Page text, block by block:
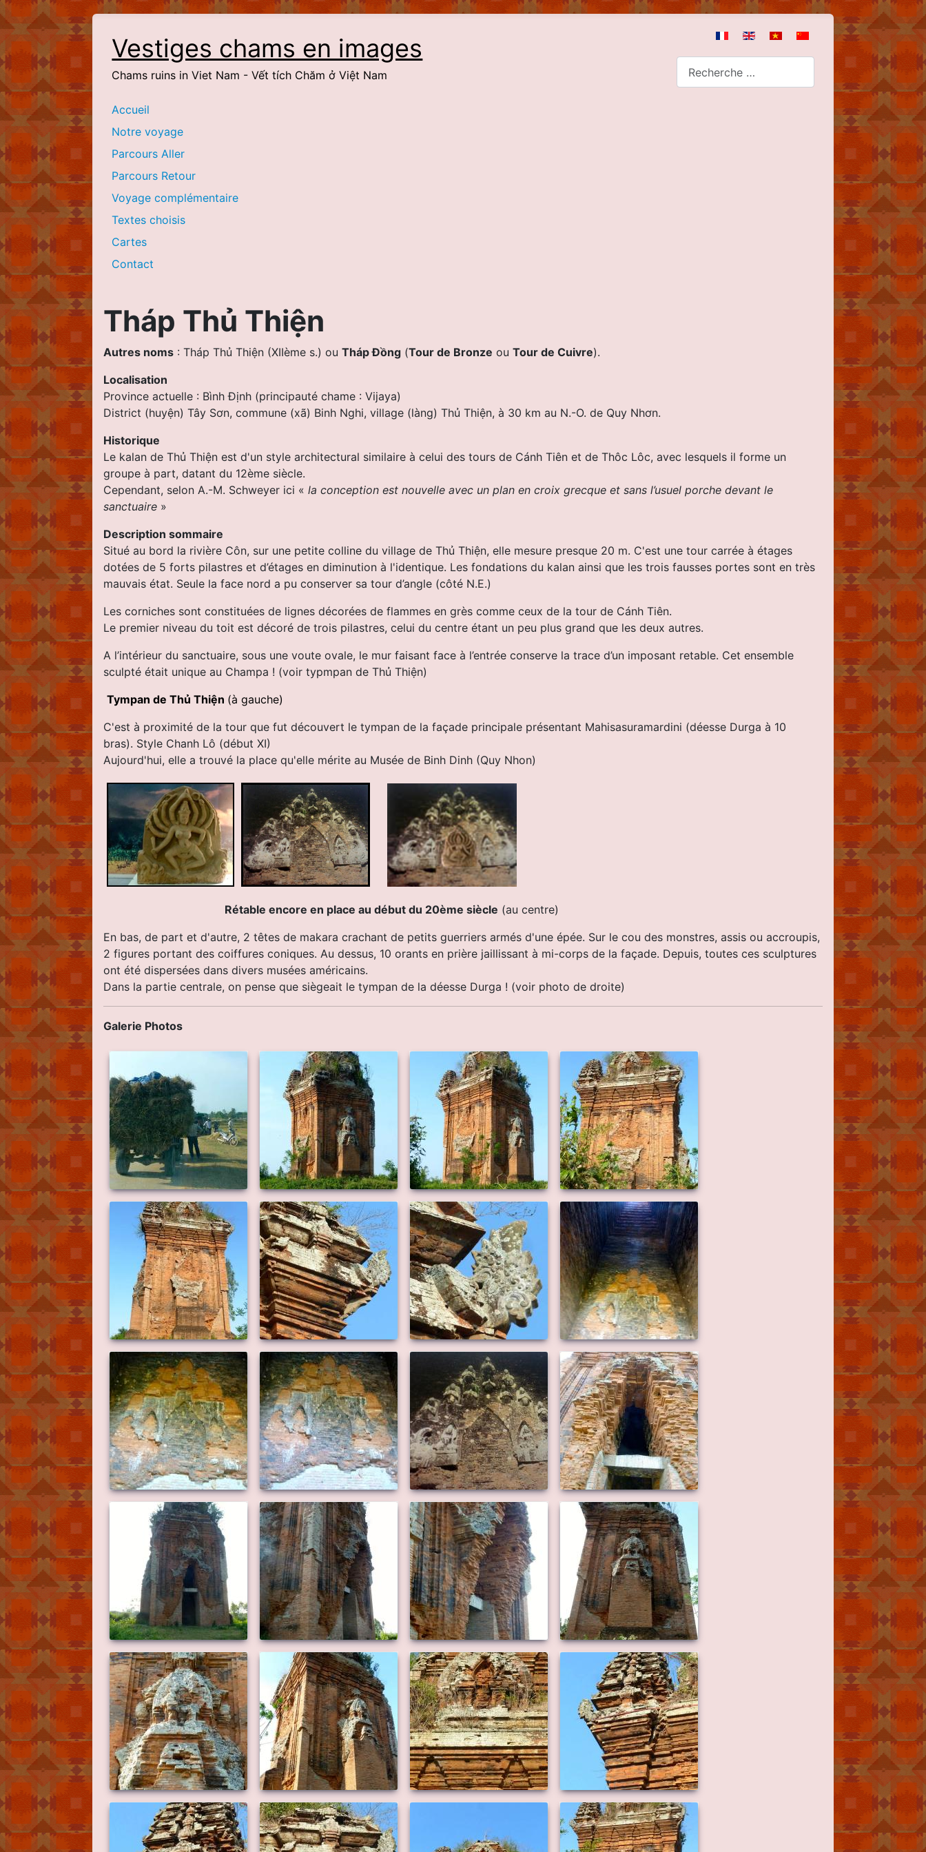
Vestiges chams en images
Chams ruins in Viet Nam - Vết tích Chăm ở Việt Nam
Sélectionnez votre langue
Accueil
Notre voyage
Parcours Aller
Parcours Retour
Voyage complémentaire
Textes choisis
Cartes
Contact
Tháp Thủ Thiện
Autres noms : Tháp Thủ Thiện (XIIème s.) ouTháp Đồng (Tour de Bronze ouTour de Cuivre).
Localisation
Province actuelle : Bình Ðịnh (principauté chame : Vijaya)
District (huyện) Tây Sơn, commune (xã) Binh Nghi, village (làng) Thủ Thiện, à 30 km au N.-O. de Quy Nhơn.
Historique
Le kalan de Thủ Thiện est d'un style architectural similaire à celui des tours de Cánh Tiên et de Thôc Lôc, avec lesquels il forme un
groupe à part, datant du 12ème siècle.
Cependant, selon A.-M. Schweyer ici « la conception est nouvelle avec un plan en croix grecque et sans l’usuel porche devant le
sanctuaire »
Description sommaire
Situé au bord la rivière Côn, sur une petite colline du village de Thủ Thiện, elle mesure presque 20 m. C'est une tour carrée à étages
dotées de 5 forts pilastres et d’étages en diminution à l'identique. Les fondations du kalan ainsi que les trois fausses portes sont en très
mauvais état. Seule la face nord a pu conserver sa tour d’angle (côté N.E.)
Les corniches sont constituées de lignes décorées de flammes en grès comme ceux de la tour de Cánh Tiên.
Le premier niveau du toit est décoré de trois pilastres, celui du centre étant un peu plus grand que les deux autres.
A l’intérieur du sanctuaire, sous une voute ovale, le mur faisant face à l’entrée conserve la trace d’un imposant retable. Cet ensemble
sculpté était unique au Champa ! (voir typmpan de Thủ Thiện)
Tympan de Thủ Thiện (à gauche)
C'est à proximité de la tour que fut découvert le tympan de la façade principale présentant Mahisasuramardini (déesse Durga à 10
bras). Style Chanh Lô (début XI)
Aujourd'hui, elle a trouvé la place qu'elle mérite au Musée de Binh Dinh (Quy Nhon)
Rétable encore en place au début du 20ème siècle (au centre)
En bas, de part et d'autre, 2 têtes de makara crachant de petits guerriers armés d'une épée. Sur le cou des monstres, assis ou accroupis,
2 figures portant des coiffures coniques. Au dessus, 10 orants en prière jaillissant à mi-corps de la façade. Depuis, toutes ces sculptures
ont été dispersées dans divers musées américains.
Dans la partie centrale, on pense que siègeait le tympan de la déesse Durga ! (voir photo de droite)
Galerie Photos